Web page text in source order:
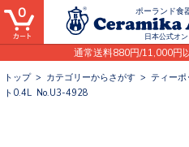
ポーランド食
日本公式オ
通常送料880円/11,000円
0
トップ> カテゴリーからさがす > ティーポ
ト0.4L No.U3-4928